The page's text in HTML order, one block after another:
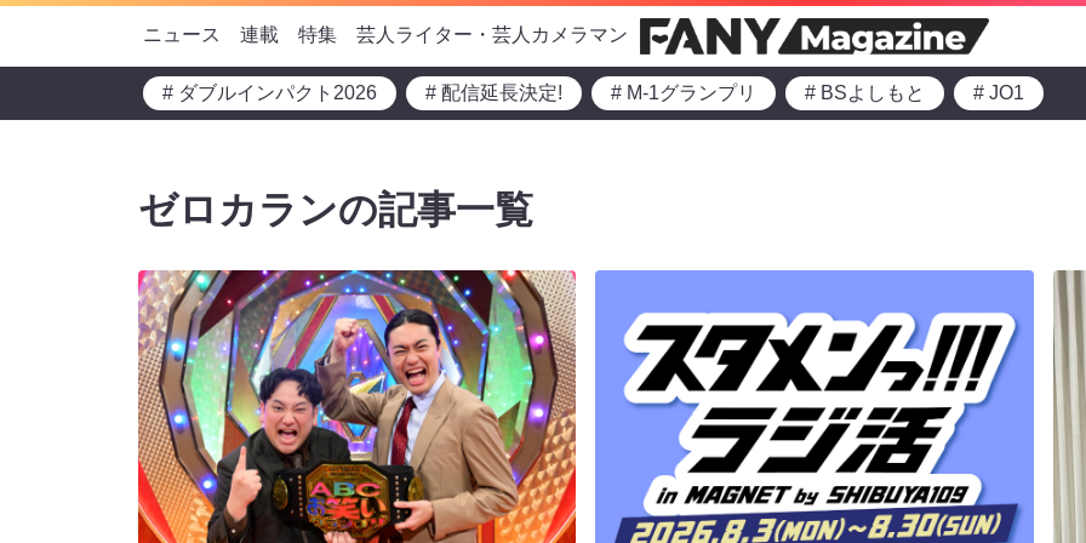
ニュース 連載 特集 芸人ライター・芸人カメラマン
# ダブルインパクト2026 # 配信延長決定! # M-1グランプリ # BSよしもと # JO1
ゼロカランの記事一覧